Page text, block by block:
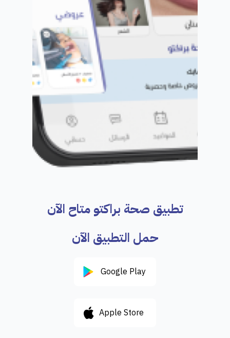
تطبيق صحة براكتو متاح الآن
حمل التطبيق الآن
Google Play
Apple Store